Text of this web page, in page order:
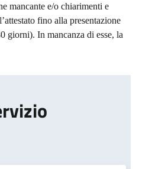
mancante e/o chiarimenti e
fino alla presentazione
giorni). In mancanza di esse, la